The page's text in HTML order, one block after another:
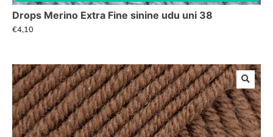
Drops Merino Extra Fine sinine udu uni 38
€4,10